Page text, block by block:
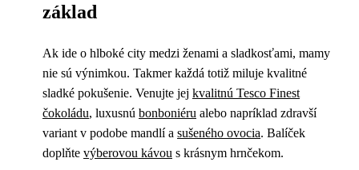
základ
Ak ide o hlboké city medzi ženami a sladkosťami, mamy
nie sú výnimkou. Takmer každá totiž miluje kvalitné
sladké pokušenie. Venujte jej kvalitnú Tesco Finest
čokoládu, luxusnú bonboniéru alebo napríklad zdravší
variant v podobe mandlí a sušeného ovocia. Balíček
doplňte výberovou kávou s krásnym hrnčekom.